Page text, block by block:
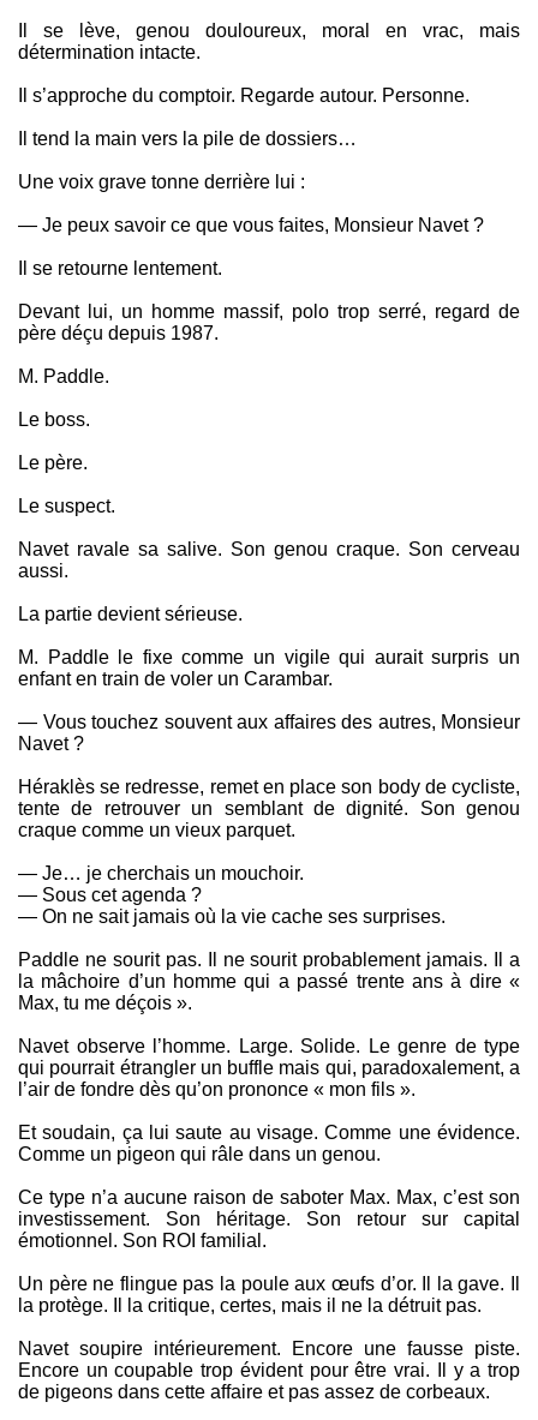
Il se lève, genou douloureux, moral en vrac, mais
détermination intacte.
Il s’approche du comptoir. Regarde autour. Personne.
Il tend la main vers la pile de dossiers…
Une voix grave tonne derrière lui :
— Je peux savoir ce que vous faites, Monsieur Navet ?
Il se retourne lentement.
Devant lui, un homme massif, polo trop serré, regard de
père déçu depuis 1987.
M. Paddle.
Le boss.
Le père.
Le suspect.
Navet ravale sa salive. Son genou craque. Son cerveau
aussi.
La partie devient sérieuse.
M. Paddle le fixe comme un vigile qui aurait surpris un
enfant en train de voler un Carambar.
— Vous touchez souvent aux affaires des autres, Monsieur
Navet ?
Héraklès se redresse, remet en place son body de cycliste,
tente de retrouver un semblant de dignité. Son genou
craque comme un vieux parquet.
— Je… je cherchais un mouchoir.
— Sous cet agenda ?
— On ne sait jamais où la vie cache ses surprises.
Paddle ne sourit pas. Il ne sourit probablement jamais. Il a
la mâchoire d’un homme qui a passé trente ans à dire «
Max, tu me déçois ».
Navet observe l’homme. Large. Solide. Le genre de type
qui pourrait étrangler un buffle mais qui, paradoxalement, a
l’air de fondre dès qu’on prononce « mon fils ».
Et soudain, ça lui saute au visage. Comme une évidence.
Comme un pigeon qui râle dans un genou.
Ce type n’a aucune raison de saboter Max. Max, c’est son
investissement. Son héritage. Son retour sur capital
émotionnel. Son ROI familial.
Un père ne flingue pas la poule aux œufs d’or. Il la gave. Il
la protège. Il la critique, certes, mais il ne la détruit pas.
Navet soupire intérieurement. Encore une fausse piste.
Encore un coupable trop évident pour être vrai. Il y a trop
de pigeons dans cette affaire et pas assez de corbeaux.